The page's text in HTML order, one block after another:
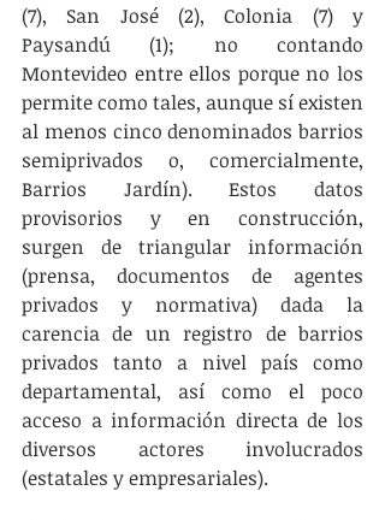
(7), San José (2), Colonia (7) y
Paysandú (1); no contando
Montevideo entre ellos porque no los
permite como tales, aunque sí existen
al menos cinco denominados barrios
semiprivados o, comercialmente,
Barrios Jardín). Estos datos
provisorios y en construcción,
surgen de triangular información
(prensa, documentos de agentes
privados y normativa) dada la
carencia de un registro de barrios
privados tanto a nivel país como
departamental, así como el poco
acceso a información directa de los
diversos actores involucrados
(estatales y empresariales).